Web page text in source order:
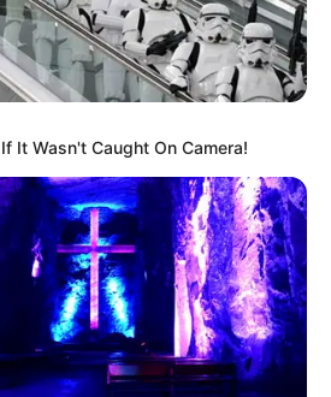
It Wasn't Caught On Camera!